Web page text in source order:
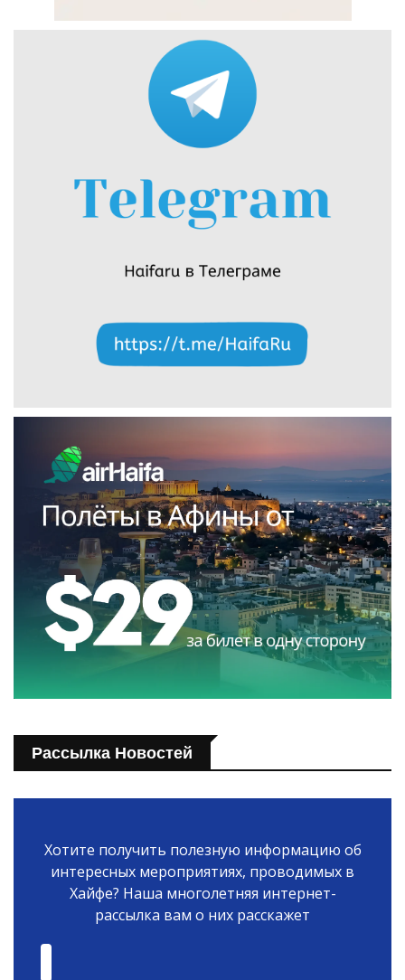
Рассылка Новостей
Хотите получить полезную информацию об
интересных мероприятиях, проводимых в
Хайфе? Наша многолетняя интернет-
рассылка вам о них расскажет